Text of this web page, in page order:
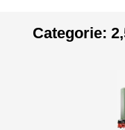
Categorie: